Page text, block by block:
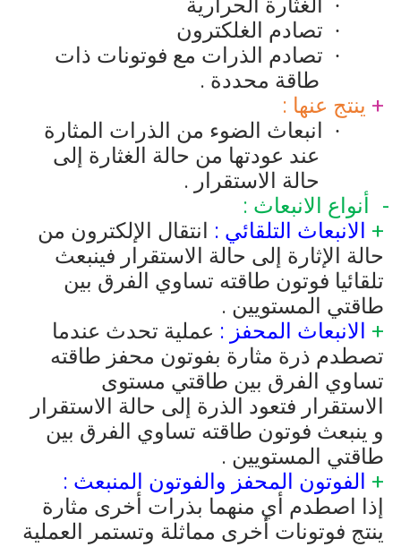
· الغثارة الحرارية
· تصادم الغلكترون
· تصادم الذرات مع فوتونات ذات
طاقة محددة .
+ ينتج عنها :
·
انبعاث الضوء من الذرات المثارة
عند عودتها من حالة الغثارة إلى
حالة الاستقرار .
أنواع الانبعاث :
+ الانبعاث التلقائي :
انتقال الإلكترون من
حالة الإثارة إلى حالة الاستقرار فينبعث
تلقائيا فوتون طاقته تساوي الفرق بين
طاقتي المستويين .
+ الانبعاث المحفز : عملية تحدث عندما
تصطدم ذرة مثارة بفوتون محفز طاقته
تساوي الفرق بين طاقتي مستوى
الاستقرار فتعود الذرة إلى حالة الاستقرار
و ينبعث فوتون طاقته تساوي الفرق بين
طاقتي المستويين .
+ الفوتون المحفز والفوتون المنبعث :
إذا اصطدم أي منهما بذرات أخرى مثارة
ينتج فوتونات أخرى مماثلة وتستمر العملية